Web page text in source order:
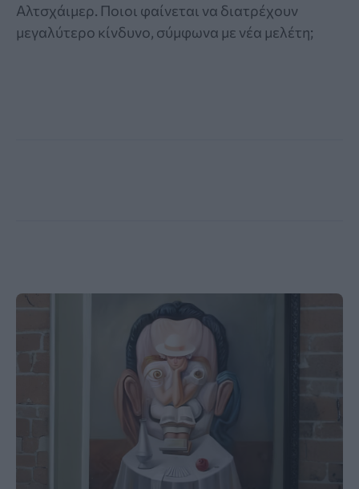
Αλτσχάιμερ. Ποιοι φαίνεται να διατρέχουν
μεγαλύτερο κίνδυνο, σύμφωνα με νέα μελέτη;